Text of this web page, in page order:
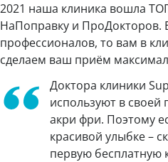
2021 наша клиника вошла
НаПоправку и ПроДокторов.
профессионалов, то вам в
сделаем ваш приём
Доктора клиники
используют в своей
акри фри. Поэтому
красивой улыбке –
первую бесплатную